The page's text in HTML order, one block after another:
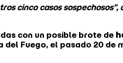
cinco casos sospechosos”,
con un posible brote de
del Fuego, el pasado 20 de